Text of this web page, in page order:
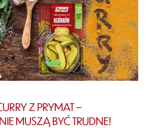
Z PRYMAT –
MUSZĄ BYĆ TRUDNE!